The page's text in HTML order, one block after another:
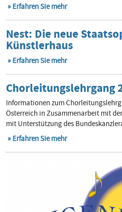
Erfahren Sie mehr
Nest: Die neue
Künstlerhaus
Erfahren Sie mehr
Chorleitungslehrgang
Informationen zum
Österreich in Zusammenarbeit mit
mit Unterstützung des
Erfahren Sie mehr